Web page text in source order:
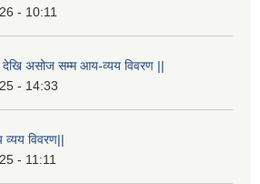
- 10:11
असोज सम्म आय-व्यय विवरण ||
- 14:33
विवरण||
- 11:11